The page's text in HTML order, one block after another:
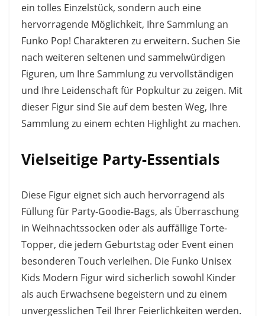
ein tolles Einzelstück, sondern auch eine
hervorragende Möglichkeit, Ihre Sammlung an
Funko Pop! Charakteren zu erweitern. Suchen Sie
nach weiteren seltenen und sammelwürdigen
Figuren, um Ihre Sammlung zu vervollständigen
und Ihre Leidenschaft für Popkultur zu zeigen. Mit
dieser Figur sind Sie auf dem besten Weg, Ihre
Sammlung zu einem echten Highlight zu machen.
Vielseitige Party-Essentials
Diese Figur eignet sich auch hervorragend als
Füllung für Party-Goodie-Bags, als Überraschung
in Weihnachtssocken oder als auffällige Torte-
Topper, die jedem Geburtstag oder Event einen
besonderen Touch verleihen. Die Funko Unisex
Kids Modern Figur wird sicherlich sowohl Kinder
als auch Erwachsene begeistern und zu einem
unvergesslichen Teil Ihrer Feierlichkeiten werden.